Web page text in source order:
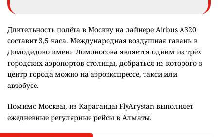
Длительность полёта в Москву на лайнере Airbus A320
составит 3,5 часа. Международная воздушная гавань в
Домодедово имени Ломоносова является одним из трёх
городских аэропортов столицы, добраться из которого в
центр города можно на аэроэкспрессе, такси или
автобусе.
Помимо Москвы, из Караганды FlyArystan выполняет
ежедневные регулярные рейсы в Алматы.